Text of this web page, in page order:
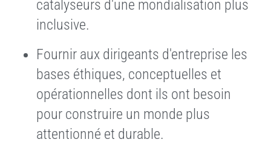
catalyseurs d'une mondialisation plus
inclusive.
Fournir aux dirigeants d'entreprise les
bases éthiques, conceptuelles et
opérationnelles dont ils ont besoin
pour construire un monde plus
attentionné et durable.